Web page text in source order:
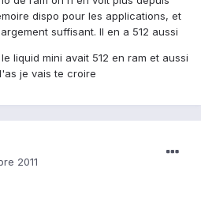
dispo pour les applications, et
suffisant. Il en a 512 aussi
liquid mini avait 512 en ram et aussi
je vais te croire
2011